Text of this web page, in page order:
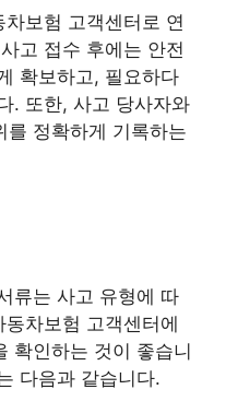
보험 고객센터로 연
고 접수 후에는 안전
확보하고, 필요하다
. 또한, 사고 당사자와
를 정확하게 기록하는
류는 사고 유형에 따
차보험 고객센터에
확인하는 것이 좋습니
다음과 같습니다.